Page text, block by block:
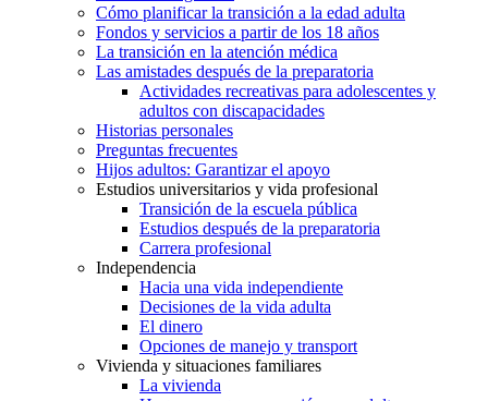
Cómo planificar la transición a la edad adulta
Fondos y servicios a partir de los 18 años
La transición en la atención médica
Las amistades después de la preparatoria
Actividades recreativas para adolescentes y
adultos con discapacidades
Historias personales
Preguntas frecuentes
Hijos adultos: Garantizar el apoyo
Estudios universitarios y vida profesional
Transición de la escuela pública
Estudios después de la preparatoria
Carrera profesional
Independencia
Hacia una vida independiente
Decisiones de la vida adulta
El dinero
Opciones de manejo y transport
Vivienda y situaciones familiares
La vivienda